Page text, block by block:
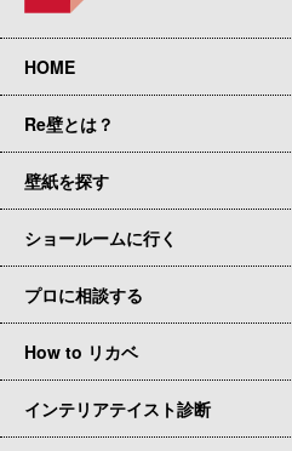
HOME
Re壁とは？
壁紙を探す
ショールームに行く
プロに相談する
How to リカベ
インテリアテイスト診断